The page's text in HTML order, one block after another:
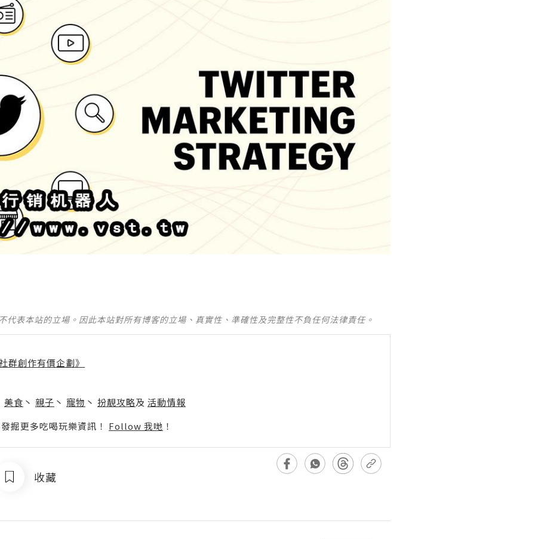
代表本站的立場。因此本站對所有博客的立場、真實性、準確性及完整性不負任何法律責任。
群創作有價企劃》
美食 丶 親子 丶 寵物 丶 扮靚攻略及 活動情報
掘更多吃喝玩樂資訊！ Follow 我哋 ！
收藏